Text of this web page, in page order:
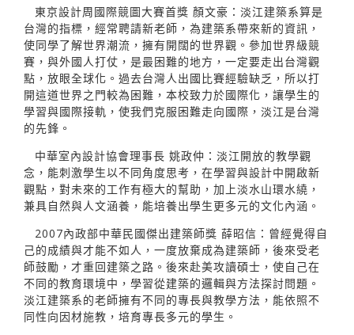
東京設計周國際競圖大賽首獎 顏文豪：淡江建築系算是
台灣的指標，經常聘請新老師，為建築系帶來新的資訊，
使同學了解世界潮流，擁有開闊的世界觀。參加世界級競
賽，與外國人打仗，是最困難的地方，一定要走出台灣觀
點，放眼全球化。過去台灣人出國比賽經驗缺乏，所以打
開這道世界之門較為困難，本校致力於國際化，讓學生的
學習與國際接軌，使我們克服困難走向國際，淡江是台灣
的先鋒。
中華室內設計協會理事長 姚政仲：淡江開放的教學觀
念，能刺激學生以不同角度思考，在學習與設計中開啟新
觀點，對未來的工作有極大的幫助，加上淡水山環水繞，
兼具自然與人文涵養，能培養出學生更多元的文化內涵。
2007內政部中華民國傑出建築師獎 薛昭信：曾經覺得自
己的成績與才能不如人，一度放棄成為建築師，後來受老
師鼓勵，才重回建築之路。後來赴美攻讀碩士，使自己在
不同的教育環境中，學習從建築的邏輯與方法探討問題。
淡江建築系的老師擁有不同的專長與教學方法，能依照不
同性向因材施教，培育專長多元的學生。